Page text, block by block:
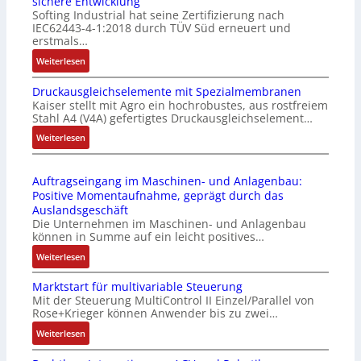
s
t
r
i
e
-
P
C
l
ä
s
t
s
i
c
h
f
l
e
x
i
b
f
u
n
k
m
o
d
u
l
e
r
i
n
g
e
n
G
u
n
d
5
Softing Industrial hat seine Zertifizierung nach
IEC62443-4-1:2018 durch TÜV Süd erneuert und
erstmals…
Weiterlesen:
I
E
6
2
4
3
-
Z
e
r
t
i
f
i
z
i
e
Druckausgleichselemente mit Spezialmembranen
Kaiser stellt mit Agro ein hochrobustes, aus rostfreiem
Stahl A4 (V4A) gefertigtes Druckausgleichselement…
Weiterlesen:
D
u
c
k
a
u
s
g
l
e
i
c
h
Auftragseingang im Maschinen- und Anlagenbau:
Positive Momentaufnahme, geprägt durch das
Auslandsgeschäft
Die Unternehmen im Maschinen- und Anlagenbau
können in Summe auf ein leicht positives…
Weiterlesen:
A
u
f
t
r
a
Marktstart für multivariable Steuerung
Mit der Steuerung MultiControl II Einzel/Parallel von
Rose+Krieger können Anwender bis zu zwei…
Weiterlesen:
M